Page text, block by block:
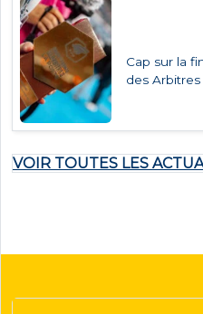
Cap sur la
des
VOIR TOUTES LES